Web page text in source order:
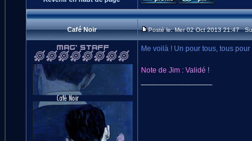
Café Noir Posté le: Mer 02 Oct 2013 21:47
Me voilà ! Un pour tous, tous
Note de Jim : Validé !